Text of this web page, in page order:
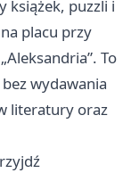
książek, puzzli i
placu przy
To
wydawania
literatury oraz